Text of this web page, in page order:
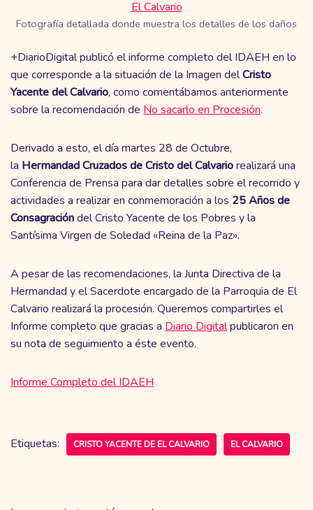
Fotografía detallada donde muestra los detalles de los daños
+DiarioDigital publicó el informe completo del IDAEH en lo
que corresponde a la situación de la Imagen delCristo
Yacente del Calvario, como comentábamos anteriormente
sobre la recomendación de No sacarlo en Procesión.
Derivado a esto, el día martes 28 de Octubre,
la Hermandad Cruzados de Cristo del Calvariorealizará una
Conferencia de Prensa para dar detalles sobre el recorrido y
actividades a realizar en conmemoración a los 25 Años de
Consagracióndel Cristo Yacente de los Pobres y la
Santísima Virgen de Soledad «Reina de la Paz».
A pesar de las recomendaciones, la Junta Directiva de la
Hermandad y el Sacerdote encargado de la Parroquia de El
Calvario realizará la procesión. Queremos compartirles el
Informe completo que gracias a Diario Digitalpublicaron en
su nota de seguimiento a éste evento.
Informe Completo del IDAEH
Etiquetas: CRISTO YACENTE DE EL CALVARIO EL CALVARIO